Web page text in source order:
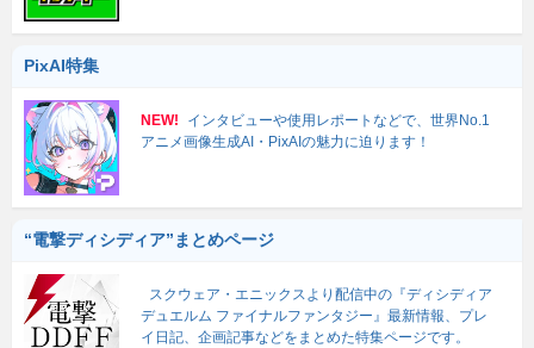
PixAI特集
NEW!
インタビューや使用レポートなどで、世界No.1
アニメ画像生成AI・PixAIの魅力に迫ります！
“電撃ディシディア”まとめページ
スクウェア・エニックスより配信中の『ディシディア
デュエルム ファイナルファンタジー』最新情報、プレ
イ日記、企画記事などをまとめた特集ページです。